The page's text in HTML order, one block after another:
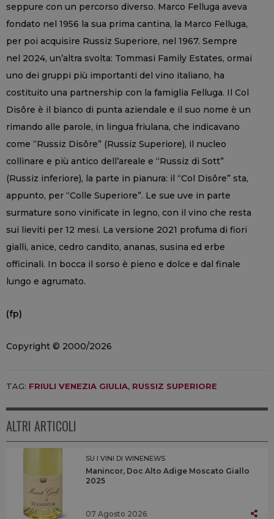
seppure con un percorso diverso. Marco Felluga aveva
fondato nel 1956 la sua prima cantina, la Marco Felluga,
per poi acquisire Russiz Superiore, nel 1967. Sempre
nel 2024, un’altra svolta: Tommasi Family Estates, ormai
uno dei gruppi più importanti del vino italiano, ha
costituito una partnership con la famiglia Felluga. Il Col
Disôre è il bianco di punta aziendale e il suo nome è un
rimando alle parole, in lingua friulana, che indicavano
come “Russiz Disôre” (Russiz Superiore), il nucleo
collinare e più antico dell’areale e “Russiz di Sott”
(Russiz inferiore), la parte in pianura: il “Col Disôre” sta,
appunto, per “Colle Superiore”. Le sue uve in parte
surmature sono vinificate in legno, con il vino che resta
sui lieviti per 12 mesi. La versione 2021 profuma di fiori
gialli, anice, cedro candito, ananas, susina ed erbe
officinali. In bocca il sorso è pieno e dolce e dal finale
lungo e agrumato.
(fp)
Copyright © 2000/2026
TAG: FRIULI VENEZIA GIULIA, RUSSIZ SUPERIORE
ALTRI ARTICOLI
SU I VINI DI WINENEWS
Manincor, Doc Alto Adige Moscato Giallo
2025
07 Agosto 2026